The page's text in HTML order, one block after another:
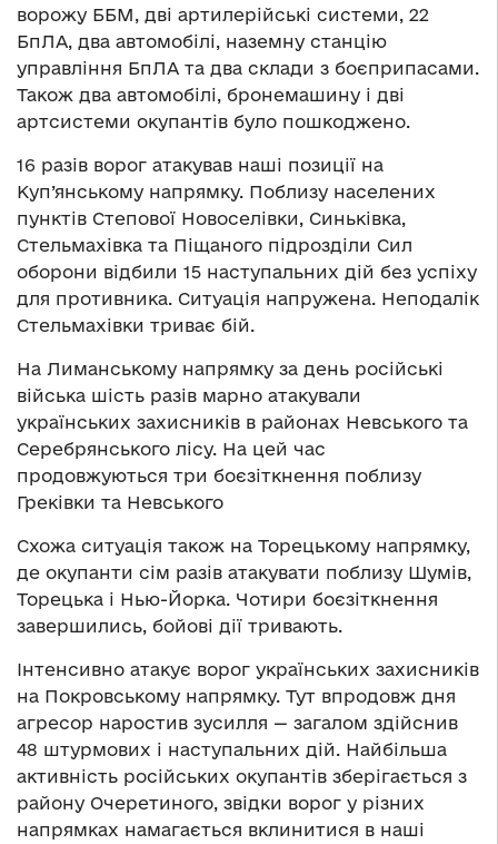
ворожу ББМ, дві артилерійські системи, 22
БпЛА, два автомобілі, наземну станцію
управління БпЛА та два склади з боєприпасами.
Також два автомобілі, бронемашину і дві
артсистеми окупантів було пошкоджено.
16 разів ворог атакував наші позиції на
Куп’янському напрямку. Поблизу населених
пунктів Степової Новоселівки, Синьківка,
Стельмахівка та Піщаного підрозділи Сил
оборони відбили 15 наступальних дій без успіху
для противника. Ситуація напружена. Неподалік
Стельмахівки триває бій.
На Лиманському напрямку за день російські
війська шість разів марно атакували
українських захисників в районах Невського та
Серебрянського лісу. На цей час
продовжуються три боєзіткнення поблизу
Греківки та Невського
Схожа ситуація також на Торецькому напрямку,
де окупанти сім разів атакувати поблизу Шумів,
Торецька і Нью-Йорка. Чотири боєзіткнення
завершились, бойові дії тривають.
Інтенсивно атакує ворог українських захисників
на Покровському напрямку. Тут впродовж дня
агресор наростив зусилля — загалом здійснив
48 штурмових і наступальних дій. Найбільша
активність російських окупантів зберігається з
району Очеретиного, звідки ворог у різних
напрямках намагається вклинитися в наші